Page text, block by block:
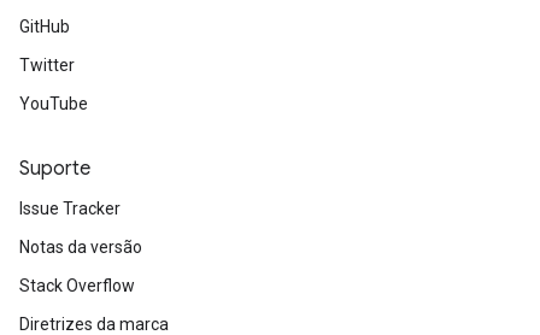
GitHub
Twitter
YouTube
Suporte
Issue Tracker
Notas da versão
Stack Overflow
Diretrizes da marca